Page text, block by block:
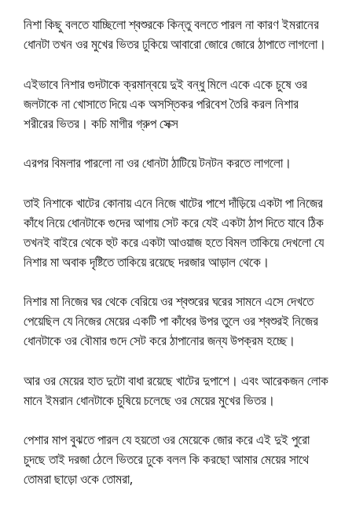
নিশা কিছু বলতে যাচ্ছিলো শ্বশুরকে কিন্তু বলতে পারল না কারণ ইমরানের
ধোনটা তখন ওর মুখের ভিতর ঢুকিয়ে আবারো জোরে জোরে ঠাপাতে লাগলো।
এইভাবে নিশার গুদটাকে ক্রমান্বয়ে দুই বন্ধু মিলে একে একে চুষে ওর
জলটাকে না খোসাতে দিয়ে এক অসস্তিকর পরিবেশ তৈরি করল নিশার
শরীরের ভিতর। কচি মাগীর গ্রুপ সেক্স
এরপর বিমলার পারলো না ওর ধোনটা ঠাটিয়ে টনটন করতে লাগলো।
তাই নিশাকে খাটের কোনায় এনে নিজে খাটের পাশে দাঁড়িয়ে একটা পা নিজের
কাঁধে নিয়ে ধোনটাকে গুদের আগায় সেট করে যেই একটা ঠাপ দিতে যাবে ঠিক
তখনই বাইরে থেকে হুট করে একটা আওয়াজ হতে বিমল তাকিয়ে দেখলো যে
নিশার মা অবাক দৃষ্টিতে তাকিয়ে রয়েছে দরজার আড়াল থেকে।
নিশার মা নিজের ঘর থেকে বেরিয়ে ওর শ্বশুরের ঘরের সামনে এসে দেখতে
পেয়েছিল যে নিজের মেয়ের একটি পা কাঁধের উপর তুলে ওর শ্বশুরই নিজের
ধোনটাকে ওর বৌমার গুদে সেট করে ঠাপানোর জন্য উপক্রম হচ্ছে।
আর ওর মেয়ের হাত দুটো বাধা রয়েছে খাটের দুপাশে। এবং আরেকজন লোক
মানে ইমরান ধোনটাকে চুষিয়ে চলেছে ওর মেয়ের মুখের ভিতর।
পেশার মাপ বুঝতে পারল যে হয়তো ওর মেয়েকে জোর করে এই দুই পুরো
চুদছে তাই দরজা ঠেলে ভিতরে ঢুকে বলল কি করছো আমার মেয়ের সাথে
তোমরা ছাড়ো ওকে তোমরা,